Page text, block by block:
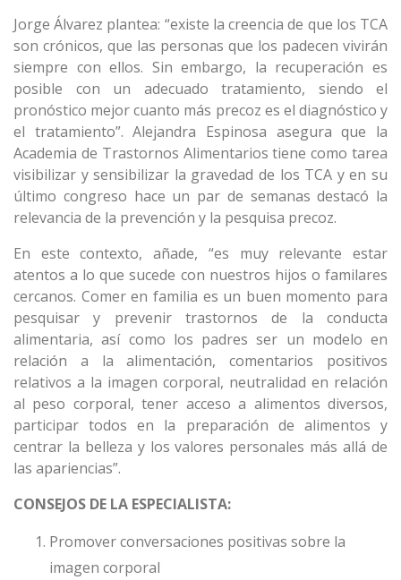
Jorge Álvarez plantea: “existe la creencia de que los TCA
son crónicos, que las personas que los padecen vivirán
siempre con ellos. Sin embargo, la recuperación es
posible con un adecuado tratamiento, siendo el
pronóstico mejor cuanto más precoz es el diagnóstico y
el tratamiento”. Alejandra Espinosa asegura que la
Academia de Trastornos Alimentarios tiene como tarea
visibilizar y sensibilizar la gravedad de los TCA y en su
último congreso hace un par de semanas destacó la
relevancia de la prevención y la pesquisa precoz.
En este contexto, añade, “es muy relevante estar
atentos a lo que sucede con nuestros hijos o familares
cercanos. Comer en familia es un buen momento para
pesquisar y prevenir trastornos de la conducta
alimentaria, así como los padres ser un modelo en
relación a la alimentación, comentarios positivos
relativos a la imagen corporal, neutralidad en relación
al peso corporal, tener acceso a alimentos diversos,
participar todos en la preparación de alimentos y
centrar la belleza y los valores personales más allá de
las apariencias”.
CONSEJOS DE LA ESPECIALISTA:
Promover conversaciones positivas sobre la
imagen corporal